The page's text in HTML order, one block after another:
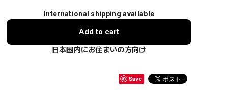
International shipping available
Add to cart
日本国内にお住まいの方向け
Save